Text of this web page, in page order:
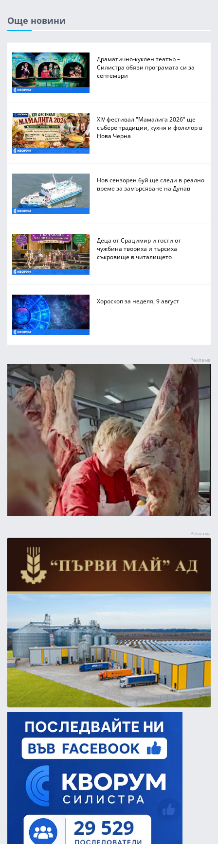
Още новини
Драматично-куклен театър –
Силистра обяви програмата си за
септември
XIV фестивал "Мамалига 2026" ще
събере традиции, кухня и фолклор в
Нова Черна
Нов сензорен буй ще следи в реално
време за замърсяване на Дунав
Деца от Срацимир и гости от
чужбина твориха и търсиха
съкровище в читалището
Хороскоп за неделя, 9 август